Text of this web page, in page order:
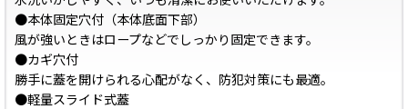
●本体固定穴付（本体底面下部）
風が強いときはロープなどでしっかり固定できます。
●カギ穴付
勝手に蓋を開けられる心配がなく、防犯対策にも最適。
●軽量スライド式蓋